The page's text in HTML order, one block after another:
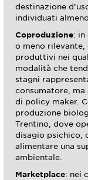
destinazione
individuati
Coproduzione: in
o meno
produttivi nei
modalità che
stagni
consumatore, ma
di policy maker.
produzione
Trentino, dove
disagio psichico,
alimentare una
ambientale.
Marketplace: nei